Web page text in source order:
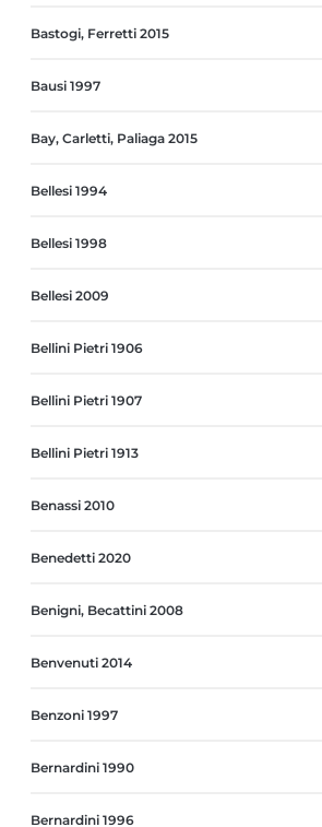
Bastogi, Ferretti 2015
Bausi 1997
Bay, Carletti, Paliaga 2015
Bellesi 1994
Bellesi 1998
Bellesi 2009
Bellini Pietri 1906
Bellini Pietri 1907
Bellini Pietri 1913
Benassi 2010
Benedetti 2020
Benigni, Becattini 2008
Benvenuti 2014
Benzoni 1997
Bernardini 1990
Bernardini 1996